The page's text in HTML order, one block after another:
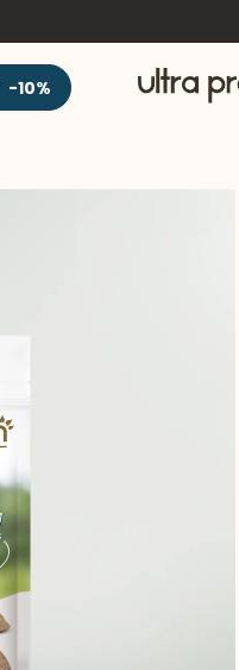
-10% Accueil